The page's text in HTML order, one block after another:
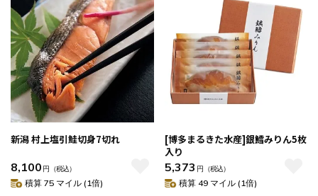
新潟 村上塩引鮭切身7切れ
8,100 円 （税込）
積算 75 マイル (1倍)
[博多まるきた水産]銀鱈みりん5枚
入り
5,373 円 （税込）
積算 49 マイル (1倍)